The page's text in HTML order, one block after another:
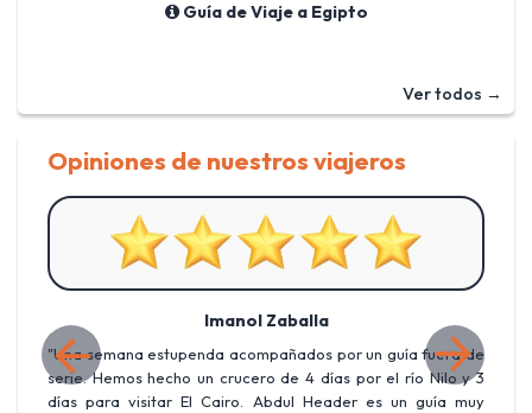
Guía de Viaje a Egipto
Ver todos →
Opiniones de nuestros viajeros
Imanol Zaballa
"Una semana estupenda acompañados por un guía fuera de
serie. Hemos hecho un crucero de 4 días por el río Nilo y 3
días para visitar El Cairo. Abdul Header es un guía muy